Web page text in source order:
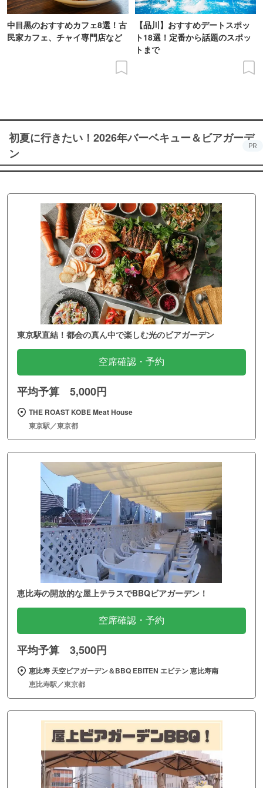
中目黒のおすすめカフェ8選！古
民家カフェ、チャイ専門店など
【品川】おすすめデートスポッ
ト18選！定番から話題のスポッ
トまで
初夏に行きたい！2026年バーベキュー＆ビアガーデ
ン
PR
東京駅直結！都会の真ん中で楽しむ光のビアガーデン
空席確認・予約
平均予算 5,000円
THE ROAST KOBE Meat House
東京駅／東京都
恵比寿の開放的な屋上テラスでBBQビアガーデン！
空席確認・予約
平均予算 3,500円
恵比寿 天空ビアガーデン＆BBQ EBITEN エビテン 恵比寿南
恵比寿駅／東京都